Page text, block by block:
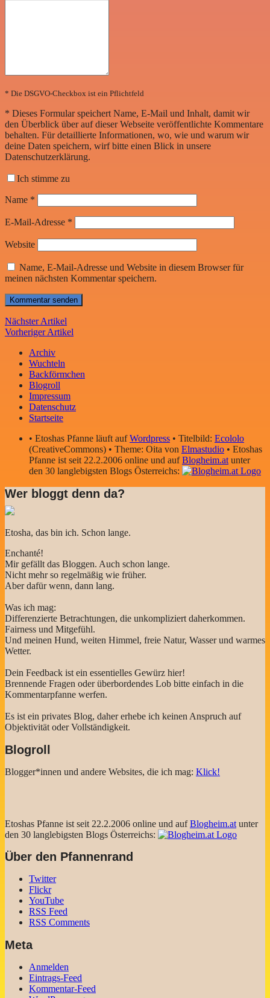
* Die DSGVO-Checkbox ist ein Pflichtfeld
* Dieses Formular speichert Name, E-Mail und Inhalt, damit wir
den Überblick über auf dieser Webseite veröffentlichte Kommentare
behalten. Für detaillierte Informationen, wo, wie und warum wir
deine Daten speichern, wirf bitte einen Blick in unsere
Datenschutzerklärung.
Ich stimme zu
Name *
E-Mail-Adresse *
Website
Name, E-Mail-Adresse und Website in diesem Browser für
meinen nächsten Kommentar speichern.
Nächster Artikel
Vorheriger Artikel
Archiv
Wuchteln
Backförmchen
Blogroll
Impressum
Datenschutz
Startseite
• Etoshas Pfanne läuft aufWordpress • Titelbild: Ecololo
(CreativeCommons) • Theme: Oita von Elmastudio • Etoshas
Pfanne ist seit 22.2.2006 online und aufBlogheim.atunter
den 30 langlebigsten Blogs Österreichs:
Wer bloggt denn da?
Etosha, das bin ich. Schon lange.
Enchanté!
Mir gefällt das Bloggen. Auch schon lange.
Nicht mehr so regelmäßig wie früher.
Aber dafür wenn, dann lang.
Was ich mag:
Differenzierte Betrachtungen, die unkompliziert daherkommen.
Fairness und Mitgefühl.
Und meinen Hund, weiten Himmel, freie Natur, Wasser und warmes
Wetter.
Dein Feedback ist ein essentielles Gewürz hier!
Brennende Fragen oder überbordendes Lob bitte einfach in die
Kommentarpfanne werfen.
Es ist ein privates Blog, daher erhebe ich keinen Anspruch auf
Objektivität oder Vollständigkeit.
Blogroll
Blogger*innen und andere Websites, die ich mag: Klick!
Etoshas Pfanne ist seit 22.2.2006 online und aufBlogheim.at unter
den 30 langlebigsten Blogs Österreichs:
Über den Pfannenrand
Twitter
Flickr
YouTube
RSS Feed
RSS Comments
Meta
Anmelden
Eintrags-Feed
Kommentar-Feed